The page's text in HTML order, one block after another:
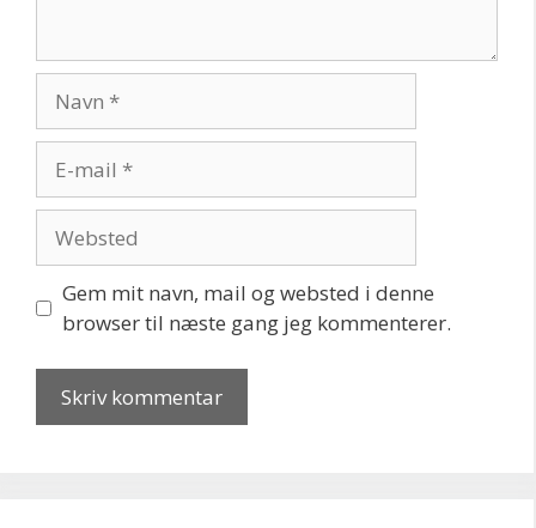
mail
Gem mit navn, mail og websted i denne
browser til næste gang jeg kommenterer.